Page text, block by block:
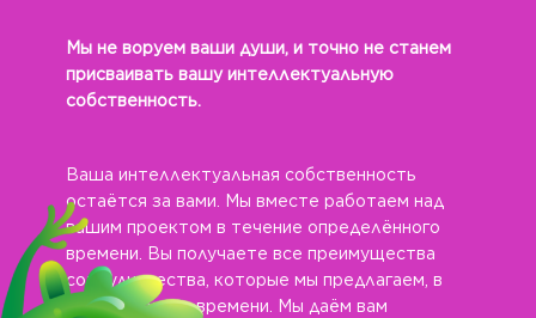
Мы не воруем ваши души, и точно не станем
присваивать вашу интеллектуальную
собственность.
Ваша интеллектуальная собственность
остаётся за вами. Мы вместе работаем над
вашим проектом в течение определённого
времени. Вы получаете все преимущества
сотрудничества, которые мы предлагаем, в
течение этого времени. Мы даём вам